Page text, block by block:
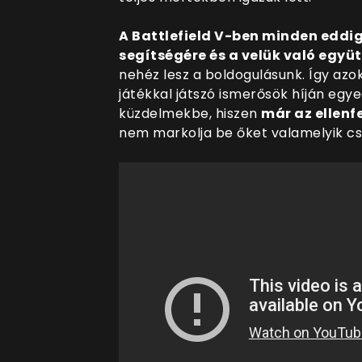
A Battlefield V-ben minden
segítségére és a velük való
nehéz lesz a boldogulásunk. Így
játékkal játszó ismerősök híján
küzdelmekbe, hiszen már az
nem markolja be őket valamelyik